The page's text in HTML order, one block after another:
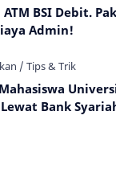
BSI Debit.
Admin!
Bank